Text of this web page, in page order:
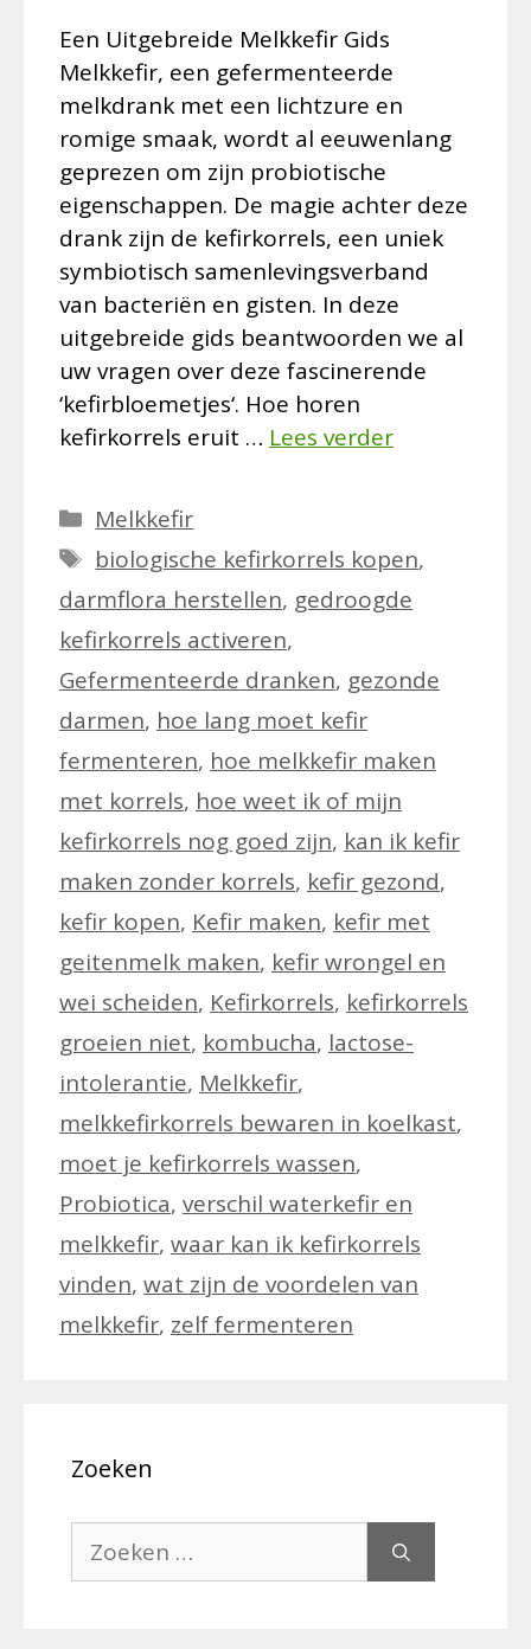
Een Uitgebreide Melkkefir Gids
Melkkefir, een gefermenteerde
melkdrank met een lichtzure en
romige smaak, wordt al eeuwenlang
geprezen om zijn probiotische
eigenschappen. De magie achter deze
drank zijn de kefirkorrels, een uniek
symbiotisch samenlevingsverband
van bacteriën en gisten. In deze
uitgebreide gids beantwoorden we al
uw vragen over deze fascinerende
‘kefirbloemetjes‘. Hoe horen
kefirkorrels eruit … Lees verder
Categorieën
Melkkefir
Tags
biologische kefirkorrels kopen,
darmflora herstellen, gedroogde
kefirkorrels activeren,
Gefermenteerde dranken, gezonde
darmen, hoe lang moet kefir
fermenteren, hoe melkkefir maken
met korrels, hoe weet ik of mijn
kefirkorrels nog goed zijn, kan ik kefir
maken zonder korrels, kefir gezond,
kefir kopen, Kefir maken, kefir met
geitenmelk maken, kefir wrongel en
wei scheiden, Kefirkorrels, kefirkorrels
groeien niet, kombucha, lactose-
intolerantie, Melkkefir,
melkkefirkorrels bewaren in koelkast,
moet je kefirkorrels wassen,
Probiotica, verschil waterkefir en
melkkefir, waar kan ik kefirkorrels
vinden, wat zijn de voordelen van
melkkefir, zelf fermenteren
Zoeken
Zoek
naar: